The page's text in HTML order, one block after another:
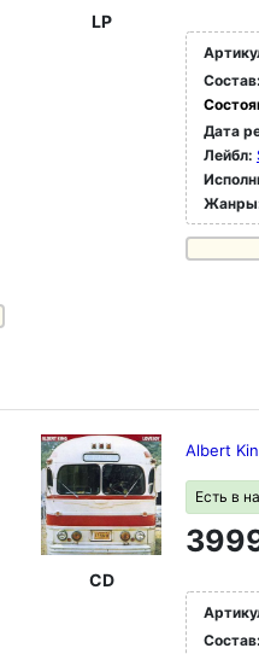
LP
Состав:
Дата
Лейбл:
CD
Albert
Есть в
Состав: